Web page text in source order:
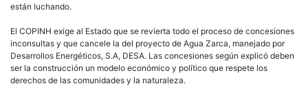
están luchando.
El COPINH exige al Estado que se revierta todo el proceso de concesiones
inconsultas y que cancele la del proyecto de Agua Zarca, manejado por
Desarrollos Energéticos, S.A, DESA. Las concesiones según explicó deben
ser la construcción un modelo económico y político que respete los
derechos de las comunidades y la naturaleza.